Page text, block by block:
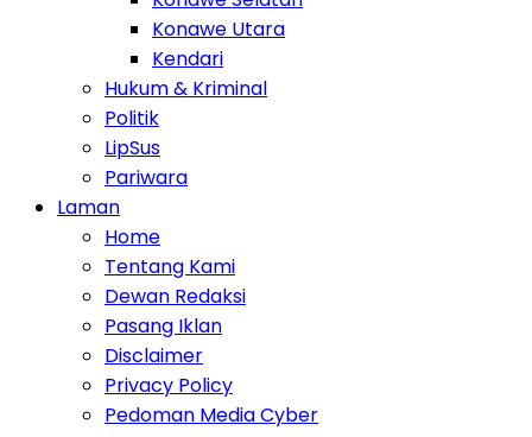
Konawe Utara
Kendari
Hukum & Kriminal
Politik
LipSus
Pariwara
Laman
Home
Tentang Kami
Dewan Redaksi
Pasang Iklan
Disclaimer
Privacy Policy
Pedoman Media Cyber